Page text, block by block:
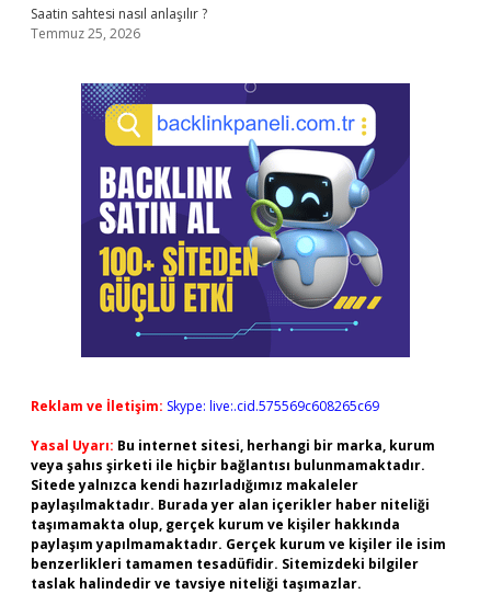
Saatin sahtesi nasıl anlaşılır ?
Temmuz 25, 2026
Reklam ve İletişim: Skype: live:.cid.575569c608265c69
Yasal Uyarı: Bu internet sitesi, herhangi bir marka, kurum
veya şahıs şirketi ile hiçbir bağlantısı bulunmamaktadır.
Sitede yalnızca kendi hazırladığımız makaleler
paylaşılmaktadır. Burada yer alan içerikler haber niteliği
taşımamakta olup, gerçek kurum ve kişiler hakkında
paylaşım yapılmamaktadır. Gerçek kurum ve kişiler ile isim
benzerlikleri tamamen tesadüfidir. Sitemizdeki bilgiler
taslak halindedir ve tavsiye niteliği taşımazlar.